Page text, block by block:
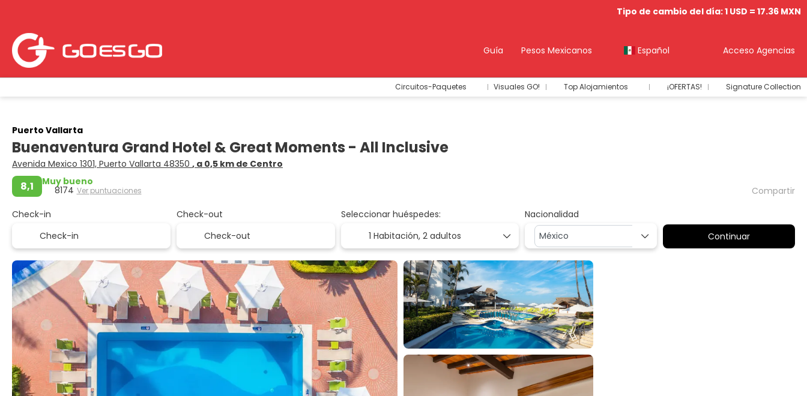
Tipo de cambio del día: 1 USD = 17.36 MXN
Guía Pesos Mexicanos Español Acceso Agencias
Circuitos-Paquetes Visuales GO! Top Alojamientos ¡OFERTAS! Signature Collection
Puerto Vallarta
Buenaventura Grand Hotel & Great Moments - All Inclusive
Avenida Mexico 1301, Puerto Vallarta 48350 , a 0,5 km de Centro
8,1 Muy bueno
8174 Ver puntuaciones
Compartir
Check-in
Check-out
Seleccionar huéspedes:
1 Habitación, 2 adultos
Nacionalidad
Continuar